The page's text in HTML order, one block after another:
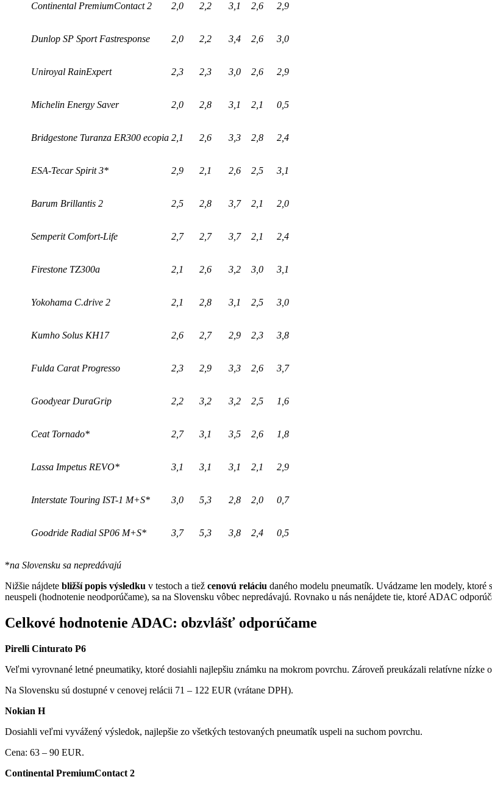
Continental PremiumContact 2 2,0 2,2 3,1 2,6 2,9
Dunlop SP Sport Fastresponse 2,0 2,2 3,4 2,6 3,0
Uniroyal RainExpert 2,3 2,3 3,0 2,6 2,9
Michelin Energy Saver 2,0 2,8 3,1 2,1 0,5
Bridgestone Turanza ER300 ecopia 2,1 2,6 3,3 2,8 2,4
ESA-Tecar Spirit 3* 2,9 2,1 2,6 2,5 3,1
Barum Brillantis 2 2,5 2,8 3,7 2,1 2,0
Semperit Comfort-Life 2,7 2,7 3,7 2,1 2,4
Firestone TZ300a 2,1 2,6 3,2 3,0 3,1
Yokohama C.drive 2 2,1 2,8 3,1 2,5 3,0
Kumho Solus KH17 2,6 2,7 2,9 2,3 3,8
Fulda Carat Progresso 2,3 2,9 3,3 2,6 3,7
Goodyear DuraGrip 2,2 3,2 3,2 2,5 1,6
Ceat Tornado* 2,7 3,1 3,5 2,6 1,8
Lassa Impetus REVO* 3,1 3,1 3,1 2,1 2,9
Interstate Touring IST-1 M+S* 3,0 5,3 2,8 2,0 0,7
Goodride Radial SP06 M+S* 3,7 5,3 3,8 2,4 0,5
*na Slovensku sa nepredávajú
Nižšie nájdete bližší popis výsledku v testoch a tiež cenovú reláciu daného modelu pneumatík. Uvádzame len modely,
neuspeli (hodnotenie neodporúčame), sa na Slovensku vôbec nepredávajú. Rovnako u nás nenájdete tie, ktoré ADAC
Celkové hodnotenie ADAC: obzvlášť odporúčame
Pirelli Cinturato P6
Veľmi vyrovnané letné pneumatiky, ktoré dosiahli najlepšiu známku na mokrom povrchu. Zároveň preukázali relatívne nízke
Na Slovensku sú dostupné v cenovej relácii 71 – 122 EUR (vrátane DPH).
Nokian H
Dosiahli veľmi vyvážený výsledok, najlepšie zo všetkých testovaných pneumatík uspeli na suchom povrchu.
Cena: 63 – 90 EUR.
Continental PremiumContact 2